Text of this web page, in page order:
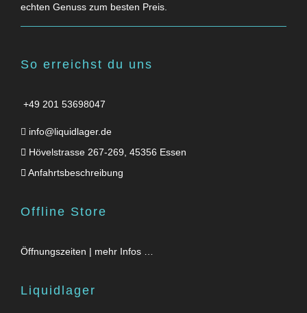
echten Genuss zum besten Preis.
So erreichst du uns
+49 201 53698047
info@liquidlager.de
Hövelstrasse 267-269, 45356 Essen
Anfahrtsbeschreibung
Offline Store
Öffnungszeiten | mehr Infos …
Liquidlager